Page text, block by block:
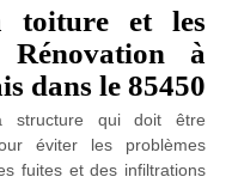
toiture et les
à
dans le 85450
structure qui doit être
éviter les problèmes
fuites et des infiltrations